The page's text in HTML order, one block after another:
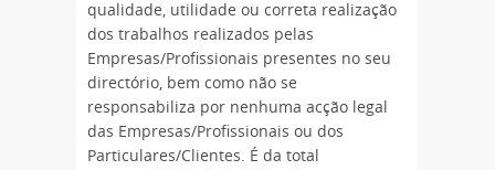
qualidade, utilidade ou correta realização
dos trabalhos realizados pelas
Empresas/Profissionais presentes no seu
directório, bem como não se
responsabiliza por nenhuma acção legal
das Empresas/Profissionais ou dos
Particulares/Clientes. É da total